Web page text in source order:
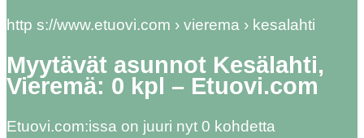
http s://www.etuovi.com › vierema › kesalahti
Myytävät asunnot Kesälahti,
Vieremä: 0 kpl – Etuovi.com
Etuovi.com:issa on juuri nyt 0 kohdetta